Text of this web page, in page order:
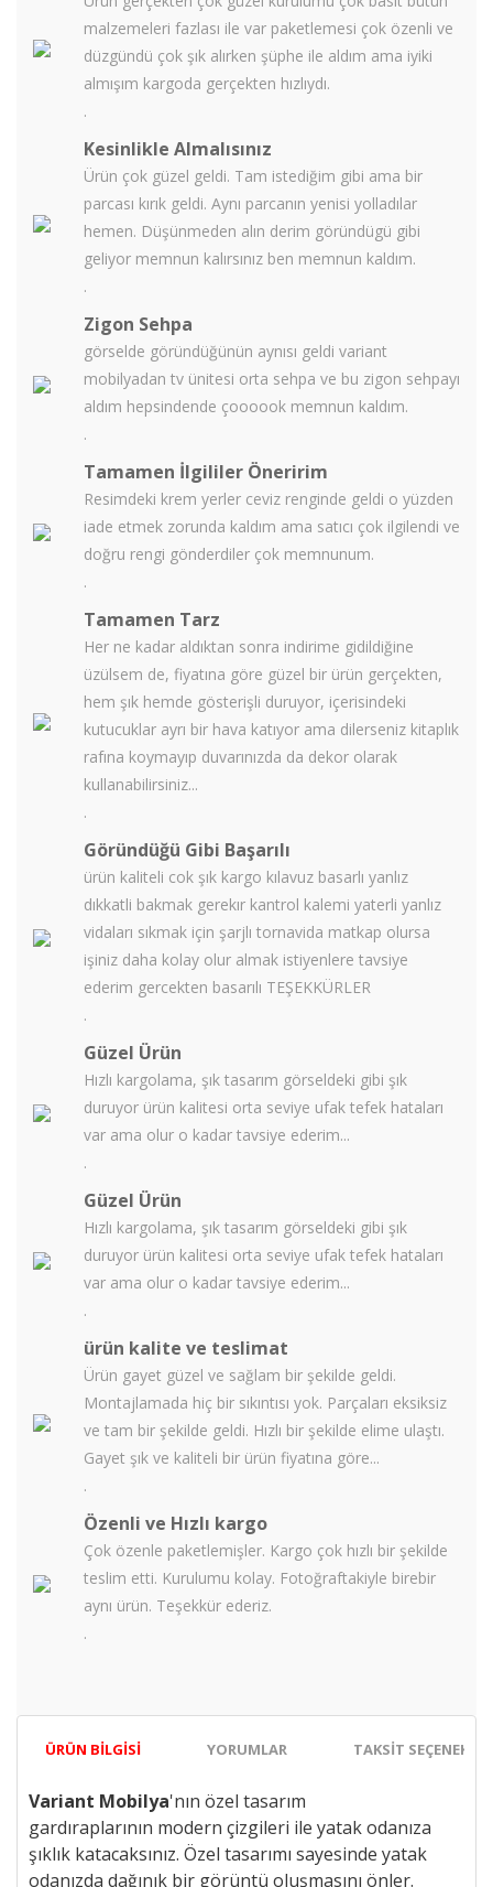
malzemeleri fazlası ile var paketlemesi çok özenli ve
düzgündü çok şık alırken şüphe ile aldım ama iyiki
almışım kargoda gerçekten hızlıydı.
.
Kesinlikle Almalısınız
Ürün çok güzel geldi. Tam istediğim gibi ama bir
parcası kırık geldi. Aynı parcanın yenisi yolladılar
hemen. Düşünmeden alın derim göründügü gibi
geliyor memnun kalırsınız ben memnun kaldım.
.
Zigon Sehpa
görselde göründüğünün aynısı geldi variant
mobilyadan tv ünitesi orta sehpa ve bu zigon sehpayı
aldım hepsindende çoooook memnun kaldım.
.
Tamamen İlgililer Öneririm
Resimdeki krem yerler ceviz renginde geldi o yüzden
iade etmek zorunda kaldım ama satıcı çok ilgilendi ve
doğru rengi gönderdiler çok memnunum.
.
Tamamen Tarz
Her ne kadar aldıktan sonra indirime gidildiğine
üzülsem de, fiyatına göre güzel bir ürün gerçekten,
hem şık hemde gösterişli duruyor, içerisindeki
kutucuklar ayrı bir hava katıyor ama dilerseniz kitaplık
rafına koymayıp duvarınızda da dekor olarak
kullanabilirsiniz...
.
Göründüğü Gibi Başarılı
ürün kaliteli cok şık kargo kılavuz basarlı yanlız
dıkkatli bakmak gerekır kantrol kalemi yaterli yanlız
vidaları sıkmak için şarjlı tornavida matkap olursa
işiniz daha kolay olur almak istiyenlere tavsiye
ederim gercekten basarılı TEŞEKKÜRLER
.
Güzel Ürün
Hızlı kargolama, şık tasarım görseldeki gibi şık
duruyor ürün kalitesi orta seviye ufak tefek hataları
var ama olur o kadar tavsiye ederim...
.
Güzel Ürün
Hızlı kargolama, şık tasarım görseldeki gibi şık
duruyor ürün kalitesi orta seviye ufak tefek hataları
var ama olur o kadar tavsiye ederim...
.
ürün kalite ve teslimat
Ürün gayet güzel ve sağlam bir şekilde geldi.
Montajlamada hiç bir sıkıntısı yok. Parçaları eksiksiz
ve tam bir şekilde geldi. Hızlı bir şekilde elime ulaştı.
Gayet şık ve kaliteli bir ürün fiyatına göre...
.
Özenli ve Hızlı kargo
Çok özenle paketlemişler. Kargo çok hızlı bir şekilde
teslim etti. Kurulumu kolay. Fotoğraftakiyle birebir
aynı ürün. Teşekkür ederiz.
.
ÜRÜN BILGISI YORUMLAR TAKSIT
Variant Mobilya'nın özel tasarım
gardıraplarının modern çizgileri ile yatak odanıza
şıklık katacaksınız. Özel tasarımı sayesinde yatak
odanızda dağınık bir görüntü oluşmasını önler.